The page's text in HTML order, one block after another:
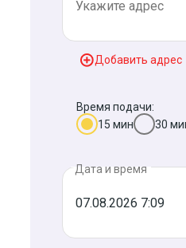
Добавить адрес
Время подачи:
15 мин
30
Дата и время